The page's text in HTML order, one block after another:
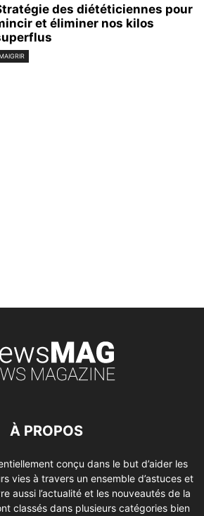
des diététiciennes pour
et éliminer nos kilos
À PROPOS
conçu dans le but d’aider les
vies à travers un ensemble d’astuces et
aussi l’actualité et les nouveautés de la
classés dans plusieurs catégories bien